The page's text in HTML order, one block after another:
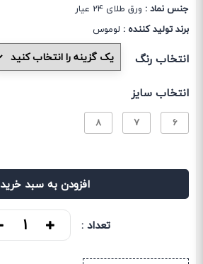
جنس نماد : ورق طلای 24 عیار
برند تولید کننده : لوموس
انتخاب رنگ
انتخاب سایز
6
7
8
افزودن به سبد خرید
تعداد :